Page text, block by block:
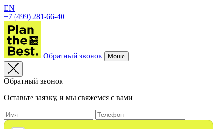
EN
+7 (499) 281-66-40
Обратный звонок Меню
Обратный звонок
Оставьте заявку, и мы свяжемся с вами